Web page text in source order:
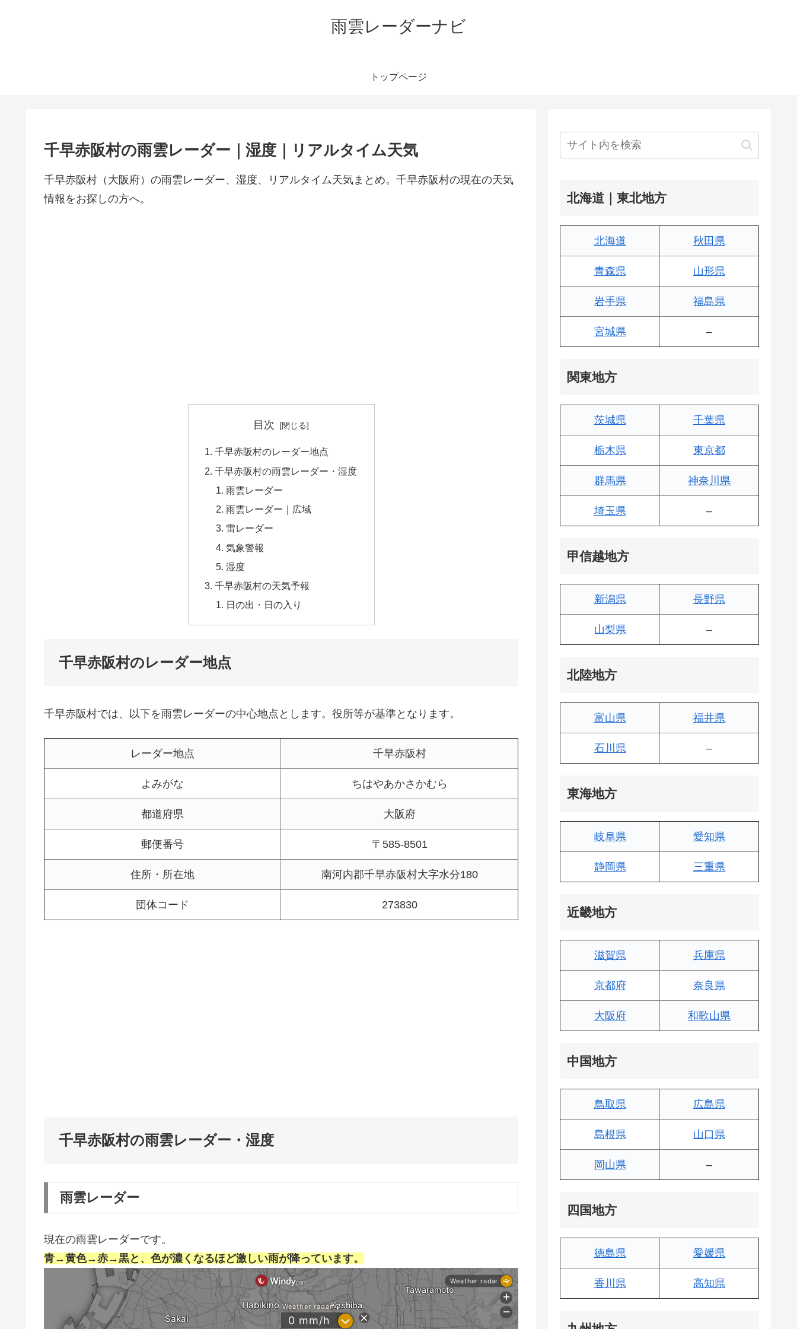
雨雲レーダーナビ
トップページ
千早赤阪村の雨雲レーダー｜湿度｜リアルタイム天気
千早赤阪村（大阪府）の雨雲レーダー、湿度、リアルタイム天気まとめ。千早赤阪村の現在の天気
情報をお探しの方へ。
目次
千早赤阪村のレーダー地点
千早赤阪村の雨雲レーダー・湿度
雨雲レーダー
雨雲レーダー｜広域
雷レーダー
気象警報
湿度
千早赤阪村の天気予報
日の出・日の入り
千早赤阪村のレーダー地点
千早赤阪村では、以下を雨雲レーダーの中心地点とします。役所等が基準となります。
レーダー地点 千早赤阪村
よみがな ちはやあかさかむら
都道府県 大阪府
郵便番号 〒585-8501
住所・所在地 南河内郡千早赤阪村大字水分180
団体コード 273830
千早赤阪村の雨雲レーダー・湿度
雨雲レーダー
現在の雨雲レーダーです。
青→黄色→赤→黒と、色が濃くなるほど激しい雨が降っています。
北海道｜東北地方
北海道 秋田県
青森県 山形県
岩手県 福島県
宮城県 –
関東地方
茨城県 千葉県
栃木県 東京都
群馬県 神奈川県
埼玉県 –
甲信越地方
新潟県 長野県
山梨県 –
北陸地方
富山県 福井県
石川県 –
東海地方
岐阜県 愛知県
静岡県 三重県
近畿地方
滋賀県 兵庫県
京都府 奈良県
大阪府 和歌山県
中国地方
鳥取県 広島県
島根県 山口県
岡山県 –
四国地方
徳島県 愛媛県
香川県 高知県